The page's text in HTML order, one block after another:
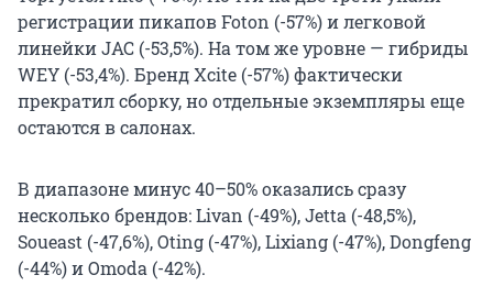
регистрации пикапов Foton (-57%) и легковой
линейки JAC (-53,5%). На том же уровне — гибриды
WEY (-53,4%). Бренд Xcite (-57%) фактически
прекратил сборку, но отдельные экземпляры еще
остаются в салонах.
В диапазоне минус 40–50% оказались сразу
несколько брендов: Livan (-49%), Jetta (-48,5%),
Soueast (-47,6%), Oting (-47%), Lixiang (-47%), Dongfeng
(-44%) и Omoda (-42%).